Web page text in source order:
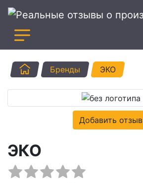
ГлавнаяБренды ЭКО
Добавить отзыв
ЭКО